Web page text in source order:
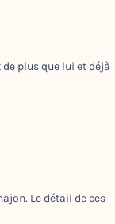
plus que lui et déjà
Le détail de ces